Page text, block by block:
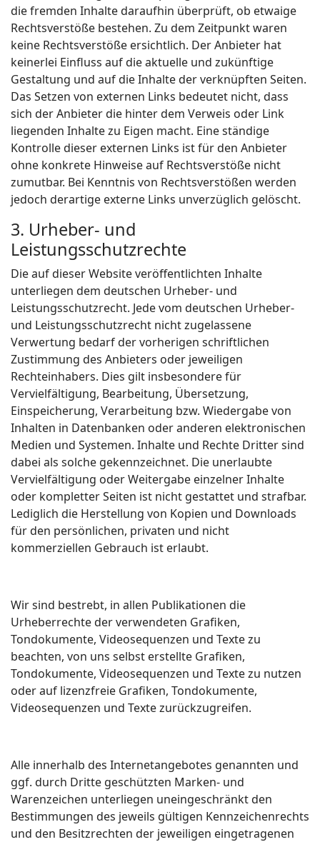
die fremden Inhalte daraufhin überprüft, ob etwaige
Rechtsverstöße bestehen. Zu dem Zeitpunkt waren
keine Rechtsverstöße ersichtlich. Der Anbieter hat
keinerlei Einfluss auf die aktuelle und zukünftige
Gestaltung und auf die Inhalte der verknüpften Seiten.
Das Setzen von externen Links bedeutet nicht, dass
sich der Anbieter die hinter dem Verweis oder Link
liegenden Inhalte zu Eigen macht. Eine ständige
Kontrolle dieser externen Links ist für den Anbieter
ohne konkrete Hinweise auf Rechtsverstöße nicht
zumutbar. Bei Kenntnis von Rechtsverstößen werden
jedoch derartige externe Links unverzüglich gelöscht.
3. Urheber- und
Leistungsschutzrechte
Die auf dieser Website veröffentlichten Inhalte
unterliegen dem deutschen Urheber- und
Leistungsschutzrecht. Jede vom deutschen Urheber-
und Leistungsschutzrecht nicht zugelassene
Verwertung bedarf der vorherigen schriftlichen
Zustimmung des Anbieters oder jeweiligen
Rechteinhabers. Dies gilt insbesondere für
Vervielfältigung, Bearbeitung, Übersetzung,
Einspeicherung, Verarbeitung bzw. Wiedergabe von
Inhalten in Datenbanken oder anderen elektronischen
Medien und Systemen. Inhalte und Rechte Dritter sind
dabei als solche gekennzeichnet. Die unerlaubte
Vervielfältigung oder Weitergabe einzelner Inhalte
oder kompletter Seiten ist nicht gestattet und strafbar.
Lediglich die Herstellung von Kopien und Downloads
für den persönlichen, privaten und nicht
kommerziellen Gebrauch ist erlaubt.
Wir sind bestrebt, in allen Publikationen die
Urheberrechte der verwendeten Grafiken,
Tondokumente, Videosequenzen und Texte zu
beachten, von uns selbst erstellte Grafiken,
Tondokumente, Videosequenzen und Texte zu nutzen
oder auf lizenzfreie Grafiken, Tondokumente,
Videosequenzen und Texte zurückzugreifen.
Alle innerhalb des Internetangebotes genannten und
ggf. durch Dritte geschützten Marken- und
Warenzeichen unterliegen uneingeschränkt den
Bestimmungen des jeweils gültigen Kennzeichenrechts
und den Besitzrechten der jeweiligen eingetragenen